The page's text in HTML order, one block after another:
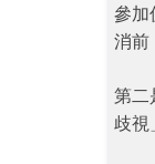
參加
消前
第二
歧視